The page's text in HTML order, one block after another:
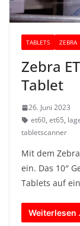
TABLETS ZEBRA
Zebra
Tablet
26. Juni 2023
et60, et65,
tabletscanner
Mit dem
ein. Das 10″
Tablets auf
Weiterlesen